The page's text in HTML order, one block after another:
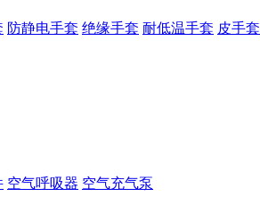
防静电手套 绝缘手套 耐低温手套 皮手套
空气呼吸器 空气充气泵